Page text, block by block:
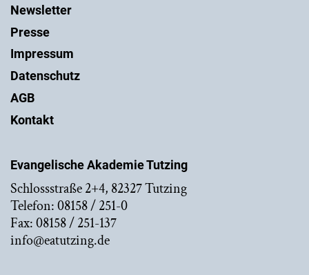
Evangelische Akademie Tutzing
Schlossstraße 2+4, 82327 Tutzing
Telefon: 08158 / 251-0
Fax: 08158 / 251-137
info@eatutzing.de
Newsletter
Presse
Impressum
Datenschutz
AGB
Kontakt